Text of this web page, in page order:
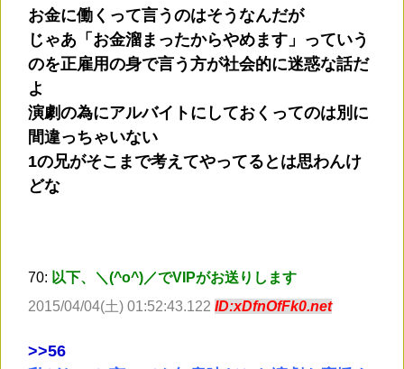
お金に働くって言うのはそうなんだが
じゃあ「お金溜まったからやめます」っていう
のを正雇用の身で言う方が社会的に迷惑な話だ
よ
演劇の為にアルバイトにしておくってのは別に
間違っちゃいない
1の兄がそこまで考えてやってるとは思わんけ
どな
70: 以下、＼(^o^)／でVIPがお送りします
2015/04/04(土) 01:52:43.122 ID:xDfnOfFk0.net
>>56